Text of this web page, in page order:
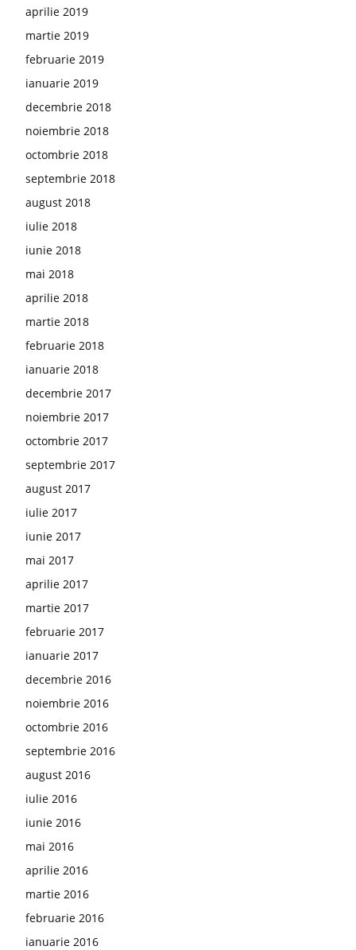
aprilie 2019
martie 2019
februarie 2019
ianuarie 2019
decembrie 2018
noiembrie 2018
octombrie 2018
septembrie 2018
august 2018
iulie 2018
iunie 2018
mai 2018
aprilie 2018
martie 2018
februarie 2018
ianuarie 2018
decembrie 2017
noiembrie 2017
octombrie 2017
septembrie 2017
august 2017
iulie 2017
iunie 2017
mai 2017
aprilie 2017
martie 2017
februarie 2017
ianuarie 2017
decembrie 2016
noiembrie 2016
octombrie 2016
septembrie 2016
august 2016
iulie 2016
iunie 2016
mai 2016
aprilie 2016
martie 2016
februarie 2016
ianuarie 2016